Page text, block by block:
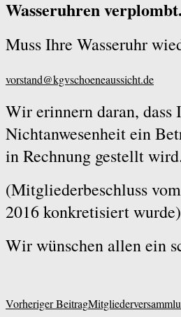
Wasseruhren verplombt.
Muss Ihre Wasseruhr
vorstand@kgvschoeneaussicht.de
Wir erinnern daran, dass
Nichtanwesenheit ein
in Rechnung gestellt
(Mitgliederbeschluss
2016 konkretisiert
Wir wünschen allen ein
Beitragsnavigation
Vorheriger Beitrag